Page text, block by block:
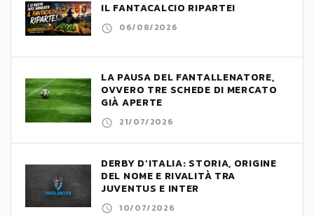
IL FANTACALCIO RIPARTE!
06/08/2026
LA PAUSA DEL FANTALLENATORE,
OVVERO TRE SCHEDE DI MERCATO
GIÀ APERTE
21/07/2026
DERBY D’ITALIA: STORIA, ORIGINE
DEL NOME E RIVALITÀ TRA
JUVENTUS E INTER
10/07/2026